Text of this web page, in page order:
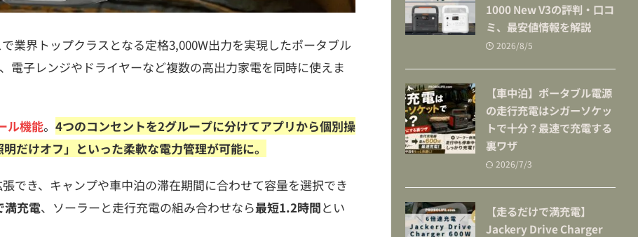
業界トップクラスとなる定格3,000W出力を実現したポータブル
電子レンジやドライヤーなど複数の高出力家電を同時に使えま
ル機能。 4つのコンセントを2グループに分けてアプリから個別操
だけオフ」といった柔軟な電力管理が可能に。
張でき、キャンプや車中泊の滞在期間に合わせて容量を選択でき
満充電、ソーラーと走行充電の組み合わせなら最短1.2時間とい
1000 New V3の評判・口コ
ミ、最安値情報を解説
2026/8/5
【車中泊】ポータブル電源
の走行充電はシガーソケッ
トで十分？最速で充電する
裏ワザ
2026/7/3
【走るだけで満充電】
Jackery Drive Charger